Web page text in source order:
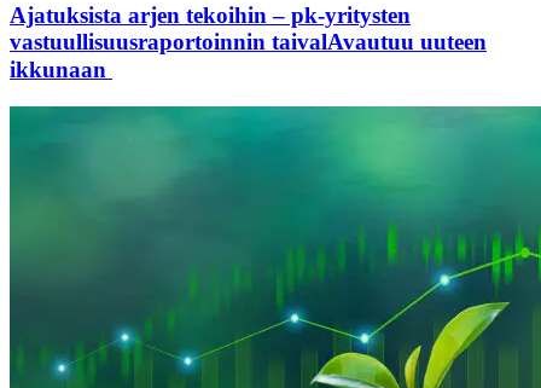
Ajatuksista arjen tekoihin – pk-yritysten
vastuullisuusraportoinnin taivalAvautuu uuteen
ikkunaan